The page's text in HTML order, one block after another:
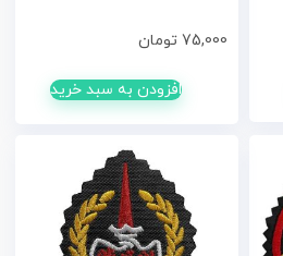
75,000 تومان
افزودن به سبد خرید